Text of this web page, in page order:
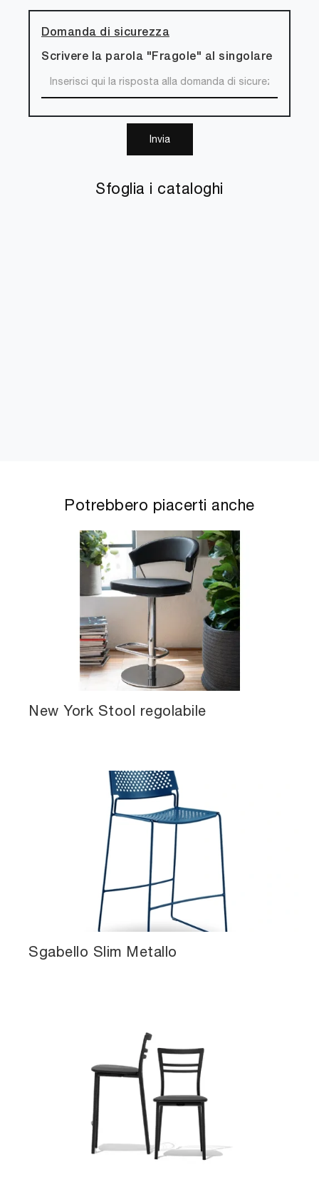
Sfoglia i cataloghi
Domanda di sicurezza
Scrivere la parola "Fragole" al singolare
Invia
Potrebbero piacerti anche
New York Stool regolabile
Sgabello Slim Metallo